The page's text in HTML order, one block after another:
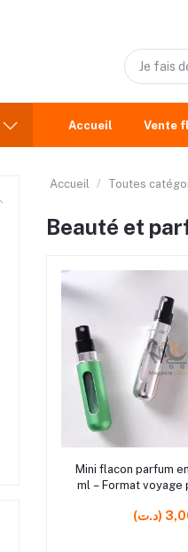
Accueil Vente
Accueil Toutes
Beauté et
Ajouter au
Mini flacon parfum
ml – Format voyage
3,000